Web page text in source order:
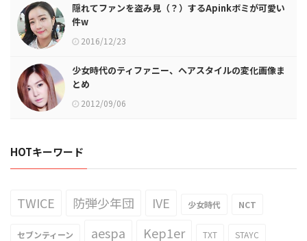
隠れてファンを盗み見（？）するApinkボミが可愛い
件w
2016/12/23
少女時代のティファニー、ヘアスタイルの変化画像ま
とめ
2012/09/06
HOTキーワード
TWICE 防弾少年団 IVE 少女時代 NCT
セブンティーン aespa Kep1er TXT STAYC